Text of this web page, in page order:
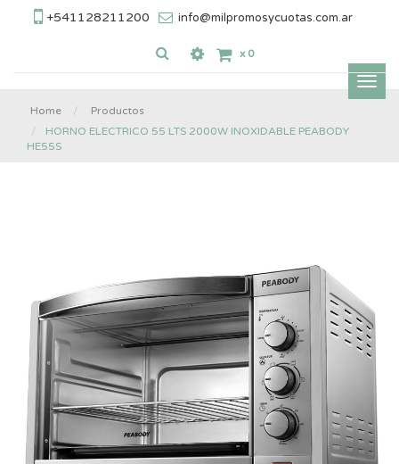
+541128211200 info@milpromosycuotas.com.ar
x 0
Home
Productos
HORNO ELECTRICO 55 LTS 2000W INOXIDABLE PEABODY
HE55S